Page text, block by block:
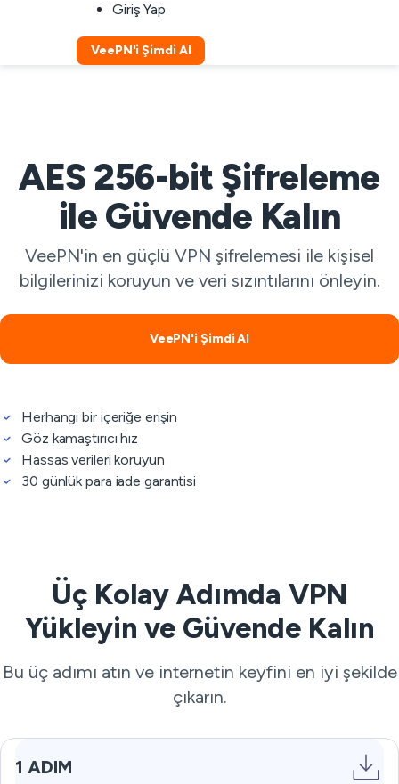
Giriş Yap
VeePN'i Şimdi Al
AES 256-bit Şifreleme
ile Güvende Kalın
VeePN'in en güçlü VPN şifrelemesi ile kişisel
bilgilerinizi koruyun ve veri sızıntılarını önleyin.
VeePN'i Şimdi Al
Herhangi bir içeriğe erişin
Göz kamaştırıcı hız
Hassas verileri koruyun
30 günlük para iade garantisi
Üç Kolay Adımda VPN
Yükleyin ve Güvende Kalın
Bu üç adımı atın ve internetin keyfini en iyi şekilde
çıkarın.
1 ADIM